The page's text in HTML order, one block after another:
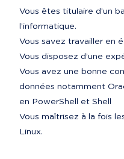
Vous êtes titulaire d’un
l’informatique.
Vous savez travailler en
Vous disposez d’une
Vous avez une bonne
données notamment
en PowerShell et Shell
Vous maîtrisez à la fois
Linux.